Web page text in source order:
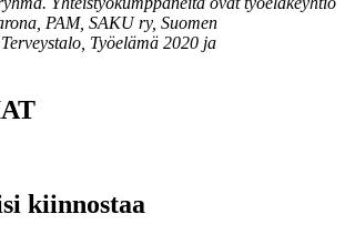
PAM, SAKU ry, Suomen
Työelämä 2020 ja
kiinnostaa